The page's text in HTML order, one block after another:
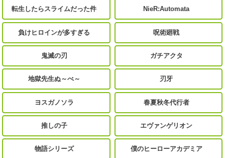
転生したらスライムだった件 NieR:Automata
負けヒロインが多すぎる 呪術廻戦
鬼滅の刃 ガチアクタ
地獄先生ぬ～べ～ 刃牙
ヨスガノソラ 春夏秋冬代行者
推しの子 エヴァンゲリオン
物語シリーズ 僕のヒーローアカデミア